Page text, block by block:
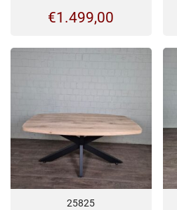
€1.499,00
25825